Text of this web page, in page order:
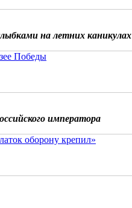
на летних каникулах
Победы
императора
оборону крепил»